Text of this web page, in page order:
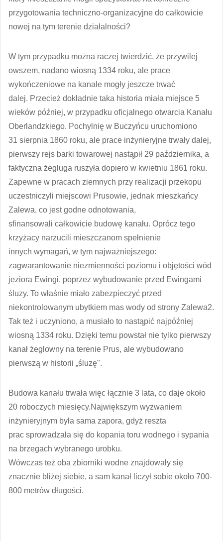
przygotowania techniczno-organizacyjne do całkowicie
nowej na tym terenie działalności?
W tym przypadku można raczej twierdzić, że przywilej
owszem, nadano wiosną 1334 roku, ale prace
wykończeniowe na kanale mogły jeszcze trwać
dalej. Przecież dokładnie taka historia miała miejsce 5
wieków później, w przypadku oficjalnego otwarcia Kanału
Oberlandzkiego. Pochylnię w Buczyńcu uruchomiono
31 sierpnia 1860 roku, ale prace inżynieryjne trwały dalej,
pierwszy rejs barki towarowej nastąpił 29 października, a
faktyczna żegluga ruszyła dopiero w kwietniu 1861 roku.
Zapewne w pracach ziemnych przy realizacji przekopu
uczestniczyli miejscowi Prusowie, jednak mieszkańcy
Zalewa, co jest godne odnotowania,
sfinansowali całkowicie budowę kanału. Oprócz tego
krzyżacy narzucili mieszczanom spełnienie
innych wymagań, w tym najważniejszego:
zagwarantowanie niezmienności poziomu i objętości wód
jeziora Ewingi, poprzez wybudowanie przed Ewingami
śluzy. To właśnie miało zabezpieczyć przed
niekontrolowanym ubytkiem mas wody od strony Zalewa2.
Tak też i uczyniono, a musiało to nastąpić najpóźniej
wiosną 1334 roku. Dzięki temu powstał nie tylko pierwszy
kanał żeglowny na terenie Prus, ale wybudowano
pierwszą w historii „śluzę".
Budowa kanału trwała więc łącznie 3 lata, co daje około
20 roboczych miesięcy.Największym wyzwaniem
inżynieryjnym była sama zapora, gdyż reszta
prac sprowadzała się do kopania toru wodnego i sypania
na brzegach wybranego urobku.
Wówczas też oba zbiorniki wodne znajdowały się
znacznie bliżej siebie, a sam kanał liczył sobie około 700-
800 metrów długości.